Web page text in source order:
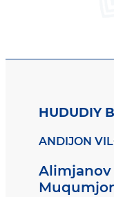
HUDUDIY
ANDIJON